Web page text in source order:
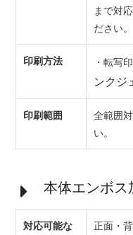
まで対
ださい。
印刷方法 ・転写
ンクジ
印刷範囲
全範囲
い。
本体エンボス
対応可能な 正面・